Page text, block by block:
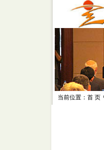
当前位置：首 页